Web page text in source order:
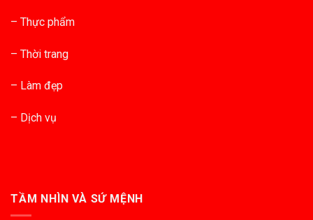
– Thực phẩm
– Thời trang
– Làm đẹp
– Dịch vụ
TẦM NHÌN VÀ SỨ MỆNH